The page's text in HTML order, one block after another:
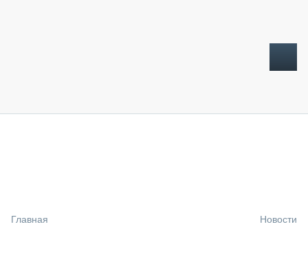
Главная Новости